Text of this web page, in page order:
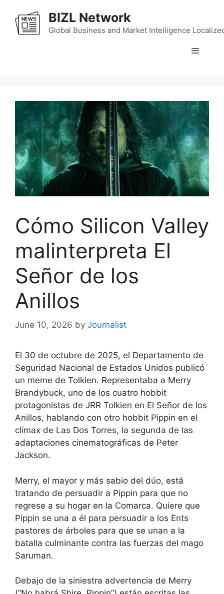
content
BIZL Network
Global Business and Market Intelligence
Menu
Cómo Silicon Valley
malinterpreta El
Señor de los
Anillos
June 10, 2026 by Journalist
El 30 de octubre de 2025, el Departamento de
Seguridad Nacional de Estados Unidos publicó
un meme de Tolkien. Representaba a Merry
Brandybuck, uno de los cuatro hobbit
protagonistas de JRR Tolkien en El Señor de los
Anillos, hablando con otro hobbit Pippin en el
clímax de Las Dos Torres, la segunda de las
adaptaciones cinematográficas de Peter
Jackson.
Merry, el mayor y más sabio del dúo, está
tratando de persuadir a Pippin para que no
regrese a su hogar en la Comarca. Quiere que
Pippin se una a él para persuadir a los Ents
pastores de árboles para que se unan a la
batalla culminante contra las fuerzas del mago
Saruman.
Debajo de la siniestra advertencia de Merry